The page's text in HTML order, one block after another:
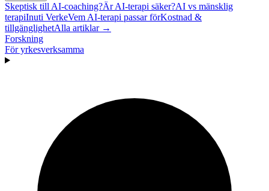
Skeptisk till AI-coaching?Är AI-terapi säker?AI vs mänsklig
terapiInuti VerkeVem AI-terapi passar förKostnad &
tillgänglighetAlla artiklar →
Forskning
För yrkesverksamma